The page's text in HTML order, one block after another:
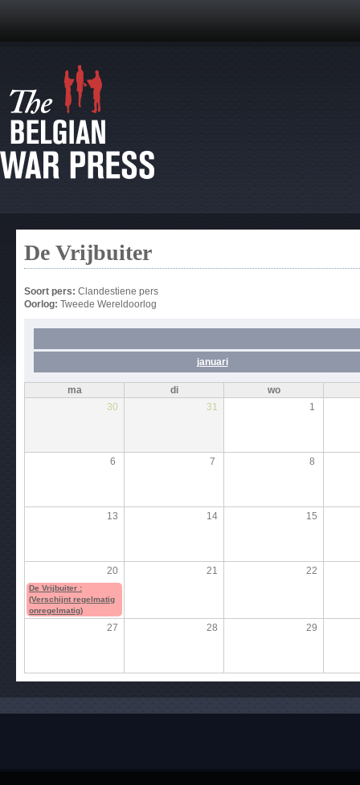
De Vrijbuiter
Soort pers: Clandestiene pers
Oorlog: Tweede Wereldoorlog
januari
ma di
wo
30
31 1
6 7 8
13 14 15
20 21 22
De Vrijbuiter :
(Verschijnt regelmatig
onregelmatig)
27 28 29